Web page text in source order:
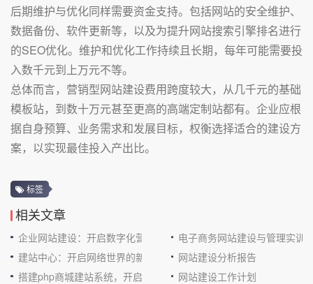
后期维护与优化同样需要资金支持。包括网站的安全维护、
数据备份、软件更新等，以及为提升网站搜索引擎排名进行
的SEO优化。维护和优化工作持续且长期，每年可能需要投
入数千元到上万元不等。
总体而言，营销型网站建设费用跨度较大，从几千元的基础
模板站，到数十万元甚至更高的高端定制站都有。企业应根
据自身预算、业务需求和发展目标，权衡选择适合的建设方
案，以实现最佳投入产出比。
标签
相关文章
企业网站建设：开启数字化营销新征程电子商务网站建设与管理实训
建站中心：开启网络世界的新大门
网站建设分析报告
搭建php商城建站系统，开启电商新征程网站建设工作计划